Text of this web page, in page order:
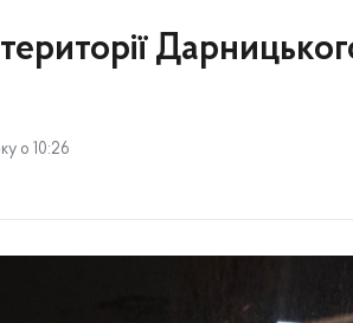
о 10:26